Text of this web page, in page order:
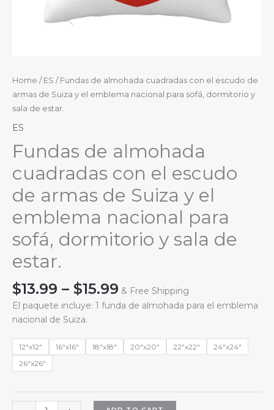
Home / ES / Fundas de almohada cuadradas con el escudo de
armas de Suiza y el emblema nacional para sofá, dormitorio y
sala de estar.
ES
Fundas de almohada
cuadradas con el escudo
de armas de Suiza y el
emblema nacional para
sofá, dormitorio y sala de
estar.
$13.99 – $15.99 Price
range:
$15.99
& Free Shipping
El paquete incluye: 1 funda de almohada para el emblema
nacional de Suiza.
12"x12" 16"x16" 18"x18" 20"x20" 22"x22"
24"x24"
26"x26"